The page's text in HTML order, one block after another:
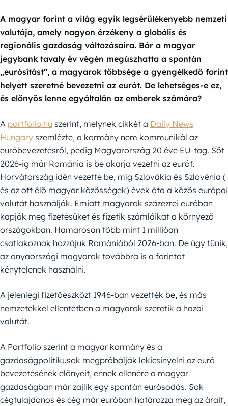
A magyar forint a világ egyik legsérülékenyebb nemzeti
valutája, amely nagyon érzékeny a globális és
regionális gazdaság változásaira. Bár a magyar
jegybank tavaly év végén megúszhatta a spontán
„eurósítást”, a magyarok többsége a gyengélkedő forint
helyett szeretné bevezetni az eurót. De lehetséges-e ez,
és előnyös lenne egyáltalán az emberek számára?
A portfolio.hu szerint, melynek cikkét a Daily News
Hungary szemlézte, a kormány nem kommunikál az
euróbevezetésről, pedig Magyarország 20 éve EU-tag. Sőt
2026-ig már Románia is be akarja vezetni az eurót.
Horvátország idén vezette be, míg Szlovákia és Szlovénia (
és az ott élő magyar közösségek) évek óta a közös európai
valutát használják. Emiatt magyarok százezrei euróban
kapják meg fizetésüket és fizetik számláikat a környező
országokban. Hamarosan több mint 1 millióan
csatlakoznak hozzájuk Romániából 2026-ban. De úgy tűnik,
az anyaországi magyarok továbbra is a forintot
kénytelenek használni.
A jelenlegi fizetőeszközt 1946-ban vezették be, és más
nemzetekkel ellentétben a magyarok szeretik a hazai
valutát.
A Portfolio szerint a magyar kormány és a
gazdaságpolitikusok megpróbálják lekicsinyelni az euró
bevezetésének előnyeit, ennek ellenére a magyar
gazdaságban már zajlik egy spontán eurósodás. Sok
cégtulajdonos és cég már euróban határozza meg az árait,